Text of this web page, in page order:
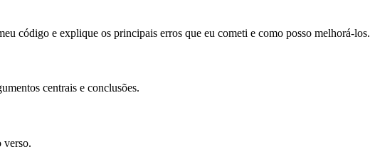
código e explique os principais erros que eu cometi e como posso melhorá-los.
centrais e conclusões.
verso.